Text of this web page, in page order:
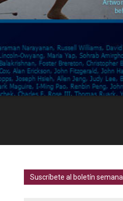
Suscríbete al boletín semanal